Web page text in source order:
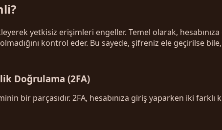
yetkisiz erişimleri engeller. Temel olarak,
kontrol eder. Bu sayede, şifreniz ele geçirilse bile,
Doğrulama (2FA)
bir parçasıdır. 2FA, hesabınıza giriş yaparken iki